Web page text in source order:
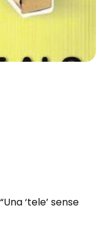
“Una ‘tele’ sense